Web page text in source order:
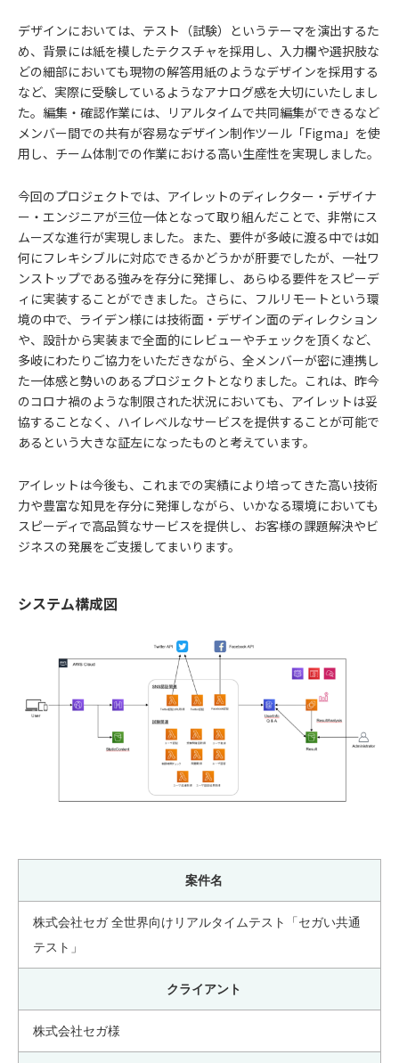
デザインにおいては、テスト（試験）というテーマを演出するた
め、背景には紙を模したテクスチャを採用し、入力欄や選択肢な
どの細部においても現物の解答用紙のようなデザインを採用する
など、実際に受験しているようなアナログ感を大切にいたしまし
た。編集・確認作業には、リアルタイムで共同編集ができるなど
メンバー間での共有が容易なデザイン制作ツール「Figma」を使
用し、チーム体制での作業における高い生産性を実現しました。
今回のプロジェクトでは、アイレットのディレクター・デザイナ
ー・エンジニアが三位一体となって取り組んだことで、非常にス
ムーズな進行が実現しました。また、要件が多岐に渡る中では如
何にフレキシブルに対応できるかどうかが肝要でしたが、一社ワ
ンストップである強みを存分に発揮し、あらゆる要件をスピーデ
ィに実装することができました。さらに、フルリモートという環
境の中で、ライデン様には技術面・デザイン面のディレクション
や、設計から実装まで全面的にレビューやチェックを頂くなど、
多岐にわたりご協力をいただきながら、全メンバーが密に連携し
た一体感と勢いのあるプロジェクトとなりました。これは、昨今
のコロナ禍のような制限された状況においても、アイレットは妥
協することなく、ハイレベルなサービスを提供することが可能で
あるという大きな証左になったものと考えています。
アイレットは今後も、これまでの実績により培ってきた高い技術
力や豊富な知見を存分に発揮しながら、いかなる環境においても
スピーディで高品質なサービスを提供し、お客様の課題解決やビ
ジネスの発展をご支援してまいります。
システム構成図
案件名
株式会社セガ 全世界向けリアルタイムテスト「セガい共通
テスト」
クライアント
株式会社セガ様